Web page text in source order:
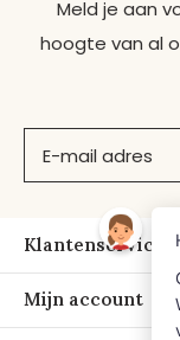
Meld je aan
hoogte van al
Klantenservice
Mijn account